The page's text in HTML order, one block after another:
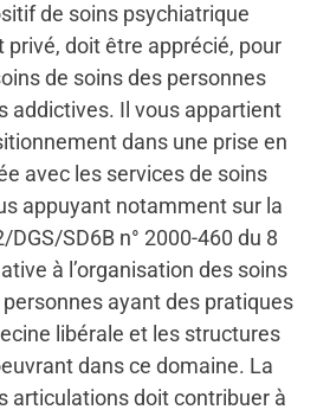
de soins psychiatrique
privé, doit être apprécié, pour
de soins des personnes
addictives. Il vous appartient
dans une prise en
avec les services de soins
appuyant notamment sur la
SD6B n° 2000-460 du 8
à l’organisation des soins
ayant des pratiques
libérale et les structures
dans ce domaine. La
articulations doit contribuer à